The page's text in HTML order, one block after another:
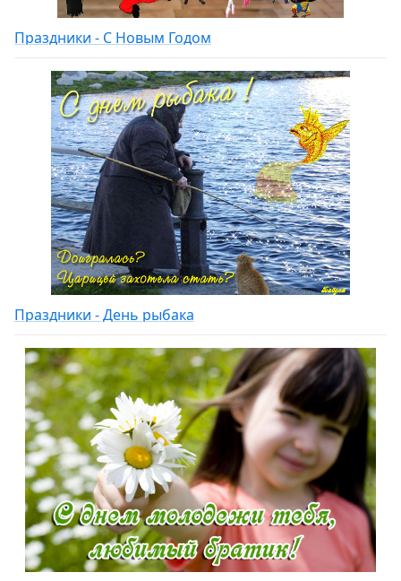
Праздники - С Новым Годом
Праздники - День рыбака